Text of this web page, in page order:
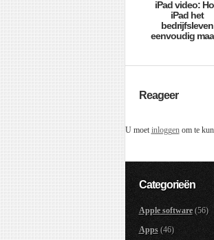
iPad video:
iPad het
bedrijfsleven
eenvoudig
Reageer
U moet inloggenom te
Categorieën
Apple software(56)
Apps(46)